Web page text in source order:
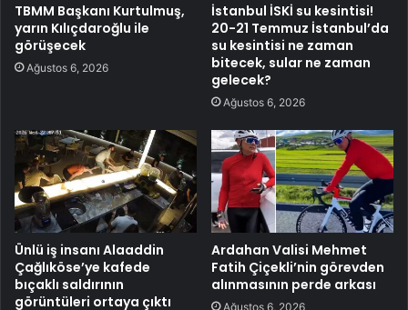
TBMM Başkanı Kurtulmuş,
yarın Kılıçdaroğlu ile
görüşecek
Ağustos 6, 2026
İstanbul İSKİ su kesintisi!
20-21 Temmuz İstanbul’da
su kesintisi ne zaman
bitecek, sular ne zaman
gelecek?
Ağustos 6, 2026
Ünlü iş insanı Alaaddin
Çağlıköse’ye kafede
bıçaklı saldırının
görüntüleri ortaya çıktı
Ardahan Valisi Mehmet
Fatih Çiçekli’nin görevden
alınmasının perde arkası
Ağustos 6, 2026